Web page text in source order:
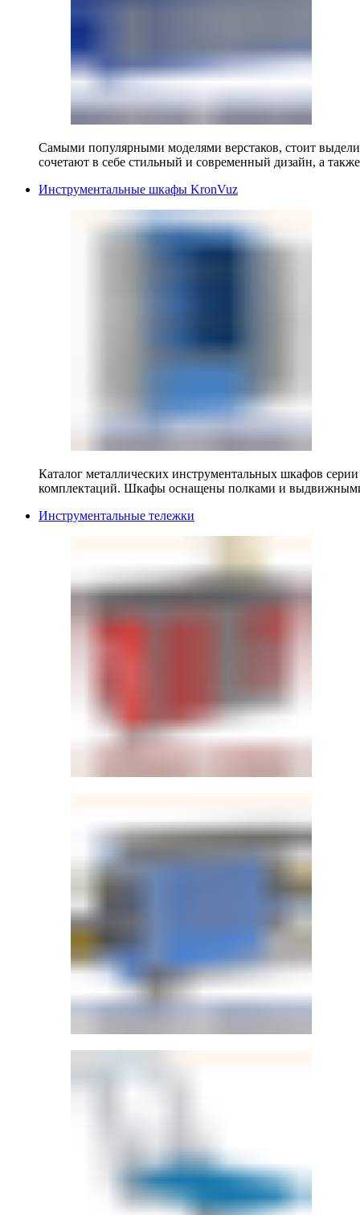
Самыми популярными моделями верстаков, стоит
сочетают в себе стильный и современный дизайн, а
Инструментальные шкафы KronVuz
Каталог металлических инструментальных шкафов
комплектаций. Шкафы оснащены полками и
Инструментальные тележки